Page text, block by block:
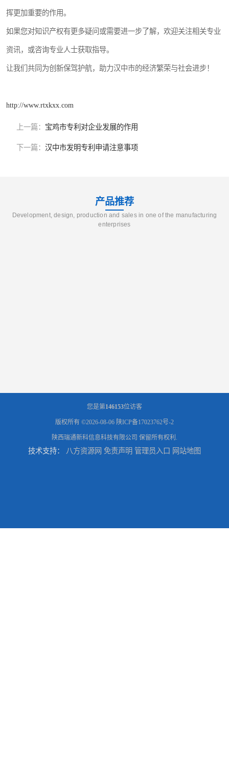
挥更加重要的作用。
如果您对知识产权有更多疑问或需要进一步了解，欢迎关注相关专业
资讯，或咨询专业人士获取指导。
让我们共同为创新保驾护航，助力汉中市的经济繁荣与社会进步！
http://www.rtxkxx.com
上一篇： 宝鸡市专利对企业发展的作用
下一篇： 汉中市发明专利申请注意事项
产品推荐
Development, design, production and sales in one of the manufacturing
enterprises
您是第146153位访客
版权所有 ©2026-08-06 陕ICP备17023762号-2
陕西瑞通新科信息科技有限公司 保留所有权利.
技术支持： 八方资源网 免责声明 管理员入口 网站地图